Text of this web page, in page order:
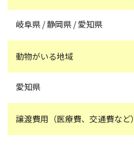
岐阜県 / 静岡県 / 愛知県
動物がいる地域
愛知県
譲渡費用（医療費、交通費など）